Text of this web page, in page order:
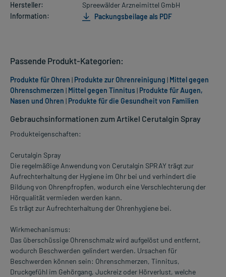
Hersteller:
Spreewälder Arzneimittel GmbH
Information:
Packungsbeilage als PDF
Gebrauchsinformationen zum Artikel Cerutalgin Spray
Produkteigenschaften:
Cerutalgin Spray
Die regelmäßige Anwendung von Cerutalgin SPRAY trägt zur
Aufrechterhaltung der Hygiene im Ohr bei und verhindert die
Bildung von Ohrenpfropfen, wodurch eine Verschlechterung der
Hörqualität vermieden werden kann.
Es trägt zur Aufrechterhaltung der Ohrenhygiene bei.
Wirkmechanismus:
Das überschüssige Ohrenschmalz wird aufgelöst und entfernt,
wodurch Beschwerden gelindert werden. Ursachen für
Beschwerden können sein: Ohrenschmerzen, Tinnitus,
Druckgefühl im Gehörgang, Juckreiz oder Hörverlust, welche
Passende Produkt-Kategorien:
Produkte für Ohren | Produkte zur Ohrenreinigung | Mittel gegen
Ohrenschmerzen | Mittel gegen Tinnitus| Produkte für Augen,
Nasen und Ohren | Produkte für die Gesundheit von Familien